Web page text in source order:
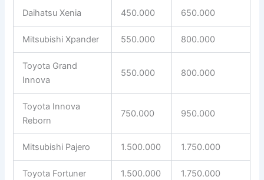
Daihatsu Xenia 450.000 650.000
Mitsubishi Xpander 550.000 800.000
Toyota Grand
Innova
550.000 800.000
Toyota Innova
Reborn
750.000 950.000
Mitsubishi Pajero 1.500.000 1.750.000
Toyota Fortuner 1.500.000 1.750.000